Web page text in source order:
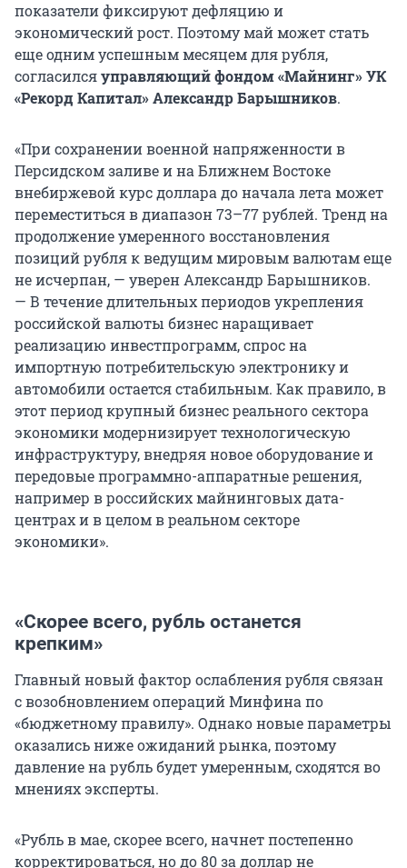
показатели фиксируют дефляцию и
экономический рост. Поэтому май может стать
еще одним успешным месяцем для рубля,
согласилсяуправляющий фондом «Майнинг» УК
«Рекорд Капитал» Александр Барышников.
«При сохранении военной напряженности в
Персидском заливе и на Ближнем Востоке
внебиржевой курс доллара до начала лета может
переместиться в диапазон 73–77 рублей. Тренд на
продолжение умеренного восстановления
позиций рубля к ведущим мировым валютам еще
не исчерпан, — уверен Александр Барышников.
— В течение длительных периодов укрепления
российской валюты бизнес наращивает
реализацию инвестпрограмм, спрос на
импортную потребительскую электронику и
автомобили остается стабильным. Как правило, в
этот период крупный бизнес реального сектора
экономики модернизирует технологическую
инфраструктуру, внедряя новое оборудование и
передовые программно-аппаратные решения,
например в российских майнинговых дата-
центрах и в целом в реальном секторе
экономики».
«Скорее всего, рубль останется
крепким»
Главный новый фактор ослабления рубля связан
с возобновлением операций Минфина по
«бюджетному правилу». Однако новые параметры
оказались ниже ожиданий рынка, поэтому
давление на рубль будет умеренным, сходятся во
мнениях эксперты.
«Рубль в мае, скорее всего, начнет постепенно
корректироваться, но до 80 за доллар не